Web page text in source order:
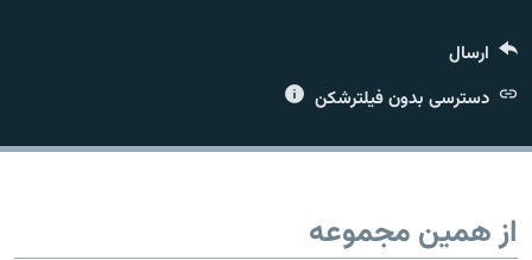
زبان‌های دیگر
ارسال
دسترسی بدون فیلترشکن
از همین مجموعه